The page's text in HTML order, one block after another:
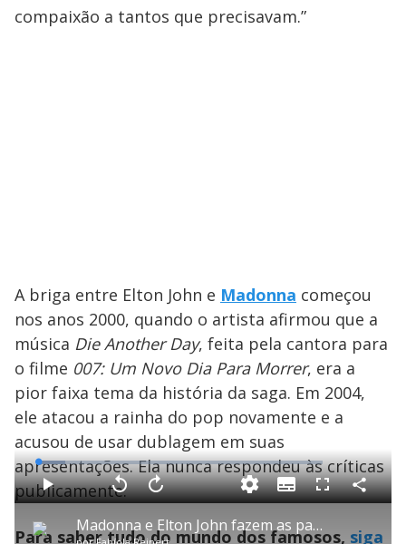
compaixão a tantos que precisavam.”
A briga entre Elton John e Madonna começou
nos anos 2000, quando o artista afirmou que a
música Die Another Day, feita pela cantora para
o filme 007: Um Novo Dia Para Morrer, era a
pior faixa tema da história da saga. Em 2004,
ele atacou a rainha do pop novamente e a
acusou de usar dublagem em suas
apresentações. Ela nunca respondeu às críticas
publicamente.
Madonna e Elton John fazem as pazes após 25 anos de desentendimentos
P V
t
a
A
n
ç
L
o
a
d
e
.
S
u
b
i
t
F
s
C
o
a
Para saber tudo do mundo dos famosos, siga